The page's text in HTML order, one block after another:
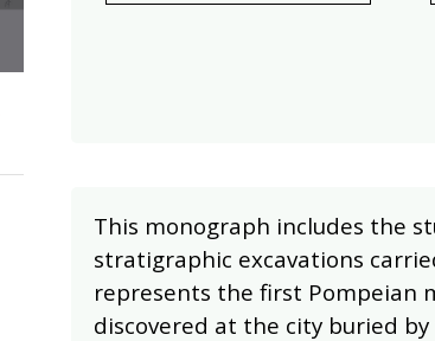
This monograph includes the
stratigraphic excavations
represents the first Pompeian
discovered at the city buried